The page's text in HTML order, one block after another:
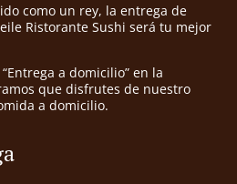
como un rey, la entrega de
Ristorante Sushi será tu mejor
a domicilio” en la
que disfrutes de nuestro
a domicilio.